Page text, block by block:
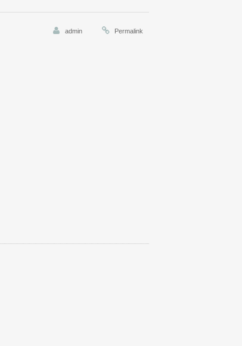
Permalink
admin